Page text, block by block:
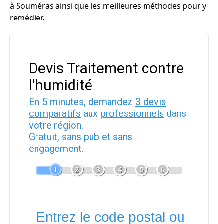
à Souméras ainsi que les meilleures méthodes pour y
remédier.
Devis Traitement contre
l'humidité
En 5 minutes, demandez 3 devis
comparatifs aux professionnels dans
votre région.
Gratuit, sans pub et sans
engagement.
1 2 3 4 5 6
Entrez le code postal ou